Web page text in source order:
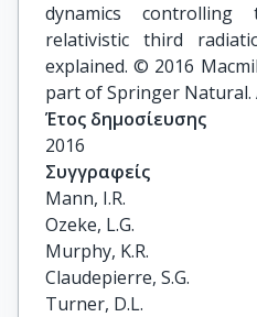
dynamics
relativistic third
explained. © 2016
part of Springer Natural.
Έτος δημοσίευσης
2016
Συγγραφείς
Mann, I.R.
Ozeke, L.G.
Murphy, K.R.
Claudepierre, S.G.
Turner, D.L.